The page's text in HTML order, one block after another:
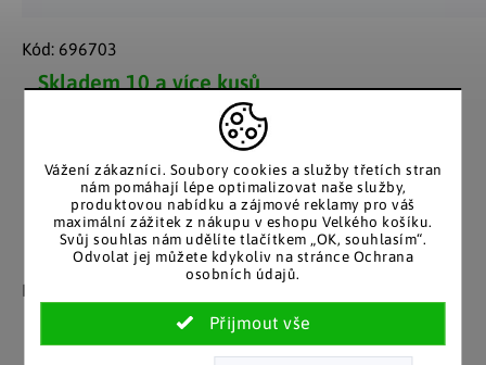
Vážení zákazníci. Soubory cookies a služby třetích stran
nám pomáhají lépe optimalizovat naše služby,
produktovou nabídku a zájmové reklamy pro váš
maximální zážitek z nákupu v eshopu Velkého košíku.
Svůj souhlas nám udělíte tlačítkem „OK, souhlasím“.
Odvolat jej můžete kdykoliv na stránce Ochrana
osobních údajů.
Skladem10 a více kusů
Kód: 696703
Záruka spokojenosti
Nakupujete bez obav, férové
jednání v každé situaci.
Katalog v tištěné
Stálým zákazníkům
posíláme papírový katalog
do schránky.